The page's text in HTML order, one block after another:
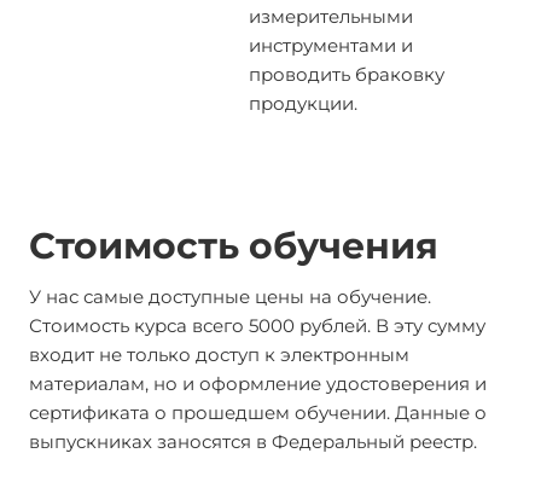
измерительными
инструментами и
проводить браковку
продукции.
Стоимость обучения
У нас самые доступные цены на обучение.
Стоимость курса всего 5000 рублей. В эту сумму
входит не только доступ к электронным
материалам, но и оформление удостоверения и
сертификата о прошедшем обучении. Данные о
выпускниках заносятся в Федеральный реестр.